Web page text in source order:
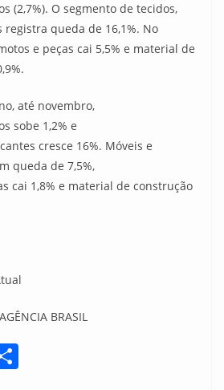
(2,7%). O segmento de tecidos,
registra queda de 16,1%. No
e peças cai 5,5% e material de
até novembro,
sobe 1,2% e
cresce 16%. Móveis e
queda de 7,5%,
cai 1,8% e material de construção
BRASIL